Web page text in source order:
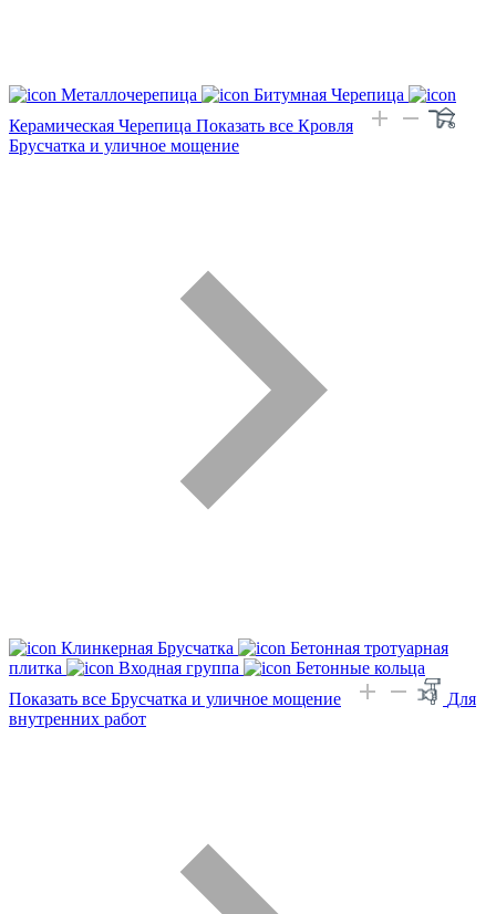
Металлочерепица
Битумная Черепица
Керамическая Черепица Показать все Кровля
Брусчатка и уличное мощение
Клинкерная Брусчатка
Бетонная тротуарная
плитка
Входная группа
Бетонные кольца
Показать все Брусчатка и уличное мощение
Для
внутренних работ